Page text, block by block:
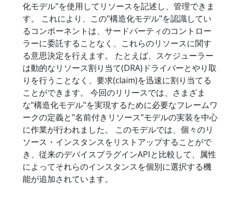
化モデル"を使用してリソースを記述し、管理できま
す。 これにより、この"構造化モデル"を認識してい
るコンポーネントは、サードパーティのコントロー
ラーに委託することなく、これらのリソースに関す
る意思決定を行えます。 たとえば、スケジューラー
は動的なリソース割り当て(DRA)ドライバーとやり取
りを行うことなく、要求(claim)を迅速に割り当てる
ことができます。 今回のリリースでは、さまざま
な"構造化モデル"を実現するために必要なフレームワ
ークの定義と"名前付きリソース"モデルの実装を中心
に作業が行われました。 このモデルでは、個々のリ
ソース・インスタンスをリストアップすることがで
き、従来のデバイスプラグインAPIと比較して、属性
によってそれらのインスタンスを個別に選択する機
能が追加されています。